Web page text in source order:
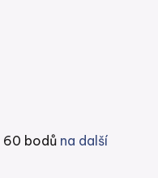
60 bodů na další